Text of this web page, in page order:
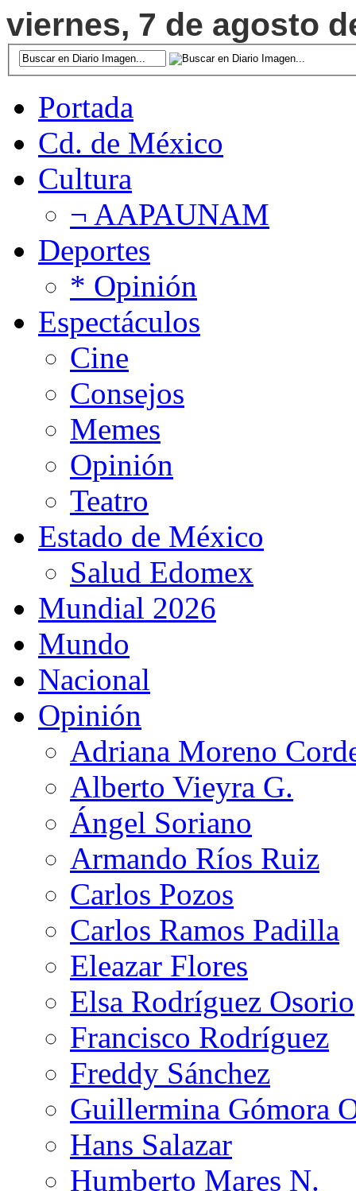
viernes, 7 de agosto
Portada
Cd. de México
Cultura
¬ AAPAUNAM
Deportes
* Opinión
Espectáculos
Cine
Consejos
Memes
Opinión
Teatro
Estado de México
Salud Edomex
Mundial 2026
Mundo
Nacional
Opinión
Adriana Moreno
Alberto Vieyra G.
Ángel Soriano
Armando Ríos Ruiz
Carlos Pozos
Carlos Ramos Padilla
Eleazar Flores
Elsa Rodríguez Osorio
Francisco Rodríguez
Freddy Sánchez
Guillermina Gómora
Hans Salazar
Humberto Mares N.